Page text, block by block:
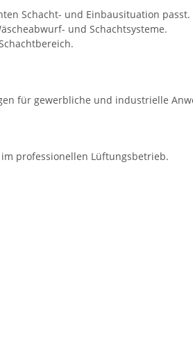
Schacht- und Einbausituation passt.
und Schachtsysteme.
für gewerbliche und industrielle
professionellen Lüftungsbetrieb.